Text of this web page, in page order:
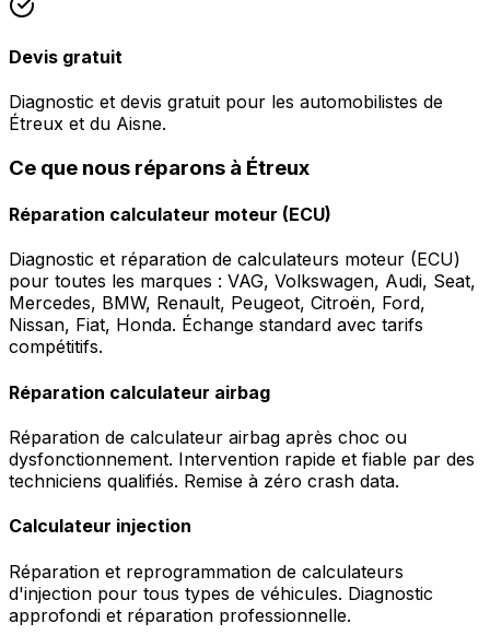
Devis gratuit
Diagnostic et devis gratuit pour les automobilistes de
Étreux et du Aisne.
Ce que nous réparons à Étreux
Réparation calculateur moteur (ECU)
Diagnostic et réparation de calculateurs moteur (ECU)
pour toutes les marques : VAG, Volkswagen, Audi, Seat,
Mercedes, BMW, Renault, Peugeot, Citroën, Ford,
Nissan, Fiat, Honda. Échange standard avec tarifs
compétitifs.
Réparation calculateur airbag
Réparation de calculateur airbag après choc ou
dysfonctionnement. Intervention rapide et fiable par des
techniciens qualifiés. Remise à zéro crash data.
Calculateur injection
Réparation et reprogrammation de calculateurs
d'injection pour tous types de véhicules. Diagnostic
approfondi et réparation professionnelle.